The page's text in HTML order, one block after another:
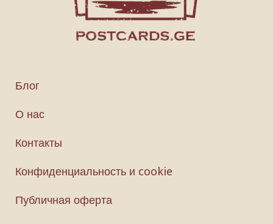
Блог
О нас
Контакты
Конфиденциальность и cookie
Публичная оферта